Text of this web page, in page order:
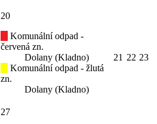
20
Komunální odpad -
červená zn.
Dolany (Kladno)
Komunální odpad - žlutá
zn.
Dolany (Kladno)
21 22 23
27